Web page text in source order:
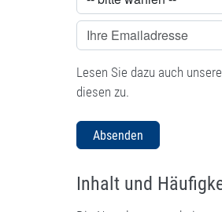
Lesen Sie dazu auch unsere
diesen zu.
Absenden
Inhalt und